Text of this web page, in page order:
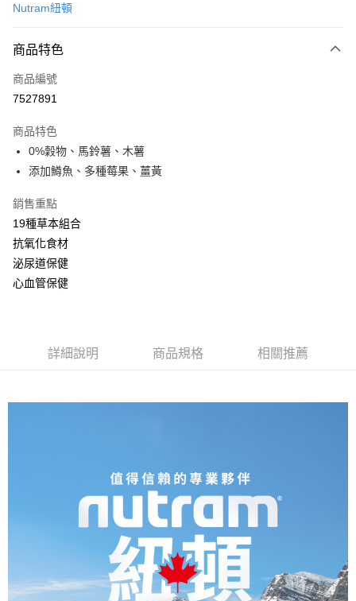
AFTEE先享後付是「在收到商品之後才付款」的支付方式。 讓您購物簡單
１．簡單：不需註冊會員、不需綁卡、不需儲值。
２．便利：只要手機號碼，簡訊認證，即可結帳。
【「AFTEE先享後付」結帳流程】
結帳頁面，進行簡訊認證並確認金額後，即可完成結帳。
３．收到繳費通知簡訊後14天內，點擊此簡訊中的連結，可透過四大超商／
ATM／網路銀行／等多元方式進行付款，方視為交易完成。
購買商品的店家。未經商家同意取消之訂單仍視為有效，需透過AFTEE先享
後付繳納相關費用。
※ 交易是否成功請以「AFTEE先享後付 」之結帳頁面顯示為準，若有關於
是否繳費成功／繳費後需取消欲退款等相關疑問，請聯繫「AFTEE先享後付
客戶支援中心」
【注意事項】
https://aftee.tw/terms/#terms3
恩沛科技股份有限公司將有權停止該用戶之使用額度並採取法律行動。
ATM付款
運送方式
一般宅配
每筆NT$100，滿NT$2,000(含以上)免運費
大型貨運
每筆NT$300
宅配-離島
每筆NT$180
Nutram紐頓
商品特色
商品編號
7527891
商品特色
0%穀物、馬鈴薯、木薯
添加鱒魚、多種莓果、薑黃
銷售重點
19種草本組合
抗氧化食材
泌尿道保健
心血管保健
詳細說明 商品規格 相關推薦